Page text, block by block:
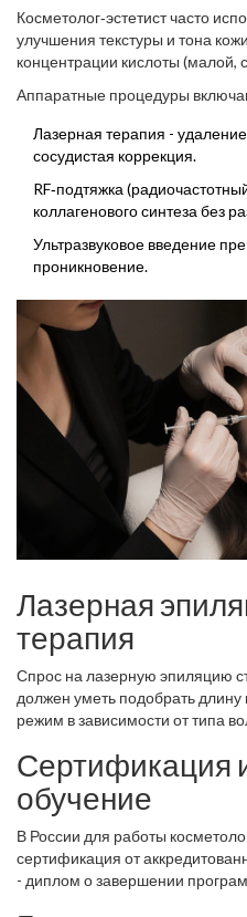
Косметолог‑эстетист часто
улучшения текстуры и тона
концентрации кислоты (малой,
морщины.
Аппаратные процедуры
Лазерная терапия -
сосудистая коррекция.
RF‑подтяжка
коллагенового синтеза без
Ультразвуковое введение
проникновение.
Лазерная
терапия
Спрос на лазерную эпиляцию
должен уметь подобрать
режим в зависимости от типа
гипопигментацию, поэтому
Сертификация
обучение
В России для работы
сертификация от
- диплом о завершении